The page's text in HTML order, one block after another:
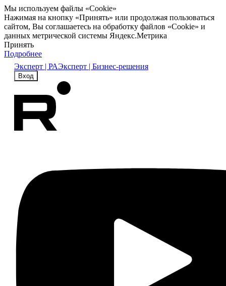
Мы используем файлы «Cookie»
Нажимая на кнопку «Принять» или продолжая пользоваться
сайтом, Вы соглашаетесь на обработку файлов «Cookie» и
данных метрической системы Яндекс.Метрика
Принять
Подробнее
Эксперт | РАЭксперт | Бизнес-решения
Вход